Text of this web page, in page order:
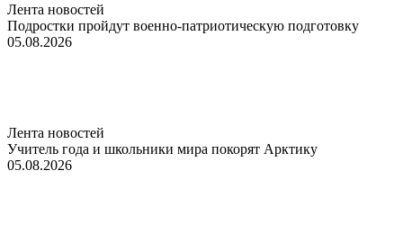
Лента новостей
Подростки пройдут военно-патриотическую подготовку
05.08.2026
Лента новостей
Учитель года и школьники мира покорят Арктику
05.08.2026